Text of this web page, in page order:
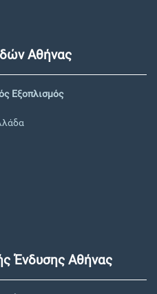
Αθήνας
Εξοπλισμός
Ένδυσης Αθήνας